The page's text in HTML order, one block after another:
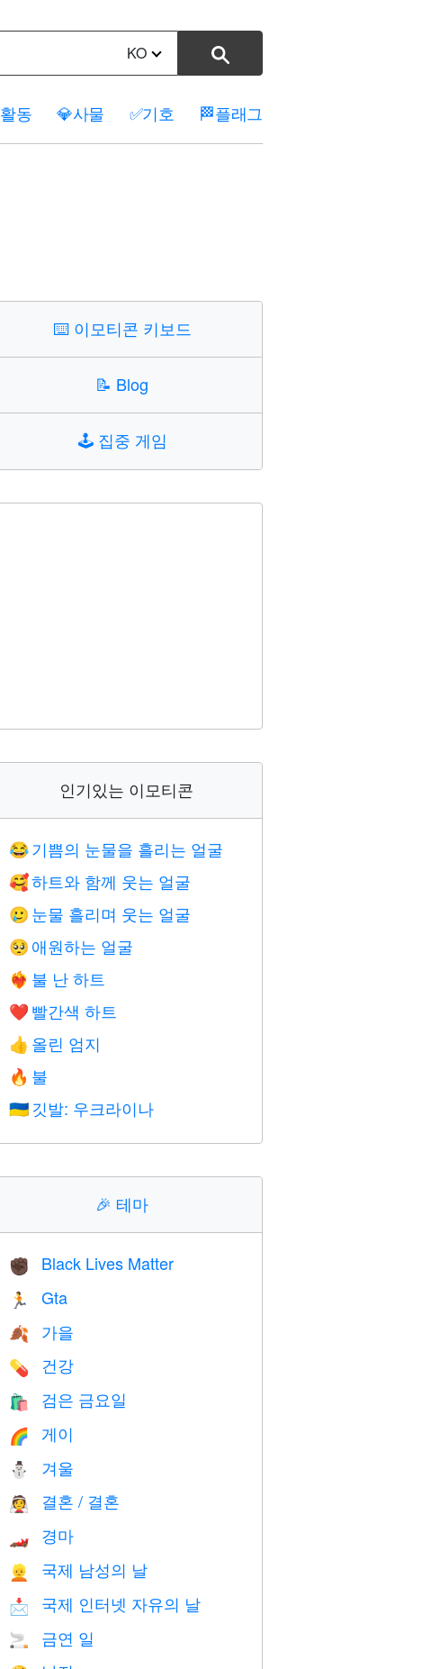
KO
활동 💎사물 ✅기호 🏁플래그
⌨️ 이모티콘 키보드
📝 Blog
🕹️ 집중 게임
인기있는 이모티콘
😂 기쁨의 눈물을 흘리는 얼굴
🥰하트와 함께 웃는 얼굴
🥲 눈물 흘리며 웃는 얼굴
🥺 애원하는 얼굴
❤️‍🔥 불 난 하트
❤️ 빨간색 하트
👍 올린 엄지
🔥 불
🇺🇦 깃발: 우크라이나
🎉 테마
✊🏿 Black Lives Matter
🏃 Gta
🍂 가을
💊 건강
🛍 검은 금요일
🌈 게이
⛄ 겨울
👰 결혼 / 결혼
🏎 경마
👱 국제 남성의 날
📩 국제 인터넷 자유의 날
🚬 금연 일